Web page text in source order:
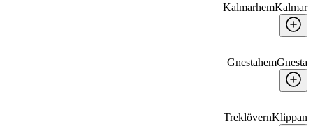
KalmarhemKalmar
GnestahemGnesta
TreklövernKlippan